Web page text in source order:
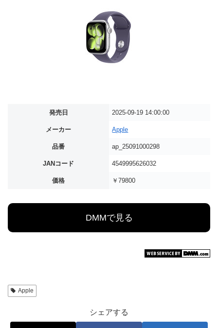
発売日 2025-09-19 14:00:00
メーカー Apple
品番 ap_25091000298
JANコード 4549995626032
価格 ￥79800
DMMで見る
Apple
シェアする